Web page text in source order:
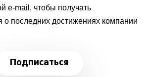
e-mail, чтобы получать
о последних достижениях компании
Подписаться